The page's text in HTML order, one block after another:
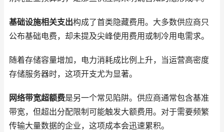
基础设施相关支出构成了首类隐藏费用。大多数供应商只
公布基础电费，却未提及尖峰使用费用或制冷用电需求。
随着存储容量增加，电力消耗成比例上升，当运营高密度
存储服务器时，这项开支尤为显著。
网络带宽超额费是另一个常见陷阱。供应商通常包含基准
带宽，但超出分配限制可能触发大额费用。对于需要频繁
传输大量数据的企业，这项成本会迅速累积。